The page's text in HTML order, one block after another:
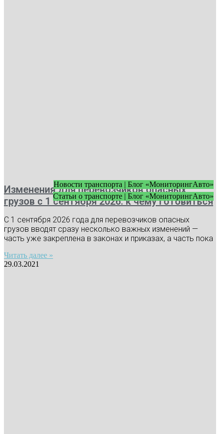
Новости транспорта | Блог «МониторингАвто»
Статьи о транспорте | Блог «МониторингАвто»
Изменения для перевозчиков опасных
грузов с 1 сентября 2026: к чему готовиться
С 1 сентября 2026 года для перевозчиков опасных
грузов вводят сразу несколько важных изменений —
часть уже закреплена в законах и приказах, а часть пока
Читать далее »
29.03.2021